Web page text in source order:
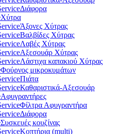
Διάφορα
Χύτρα
Άξονες Χύτρας
Βαλβίδες Χύτρας
Λαβές Χύτρας
Αξεσουάρ Χύτρας
Λάστιχα καπακιού Χύτρας
Φούρνος μικροκυμάτων
Πιάτα
Καθαριστικά-Αξεσουάρ
Αφυγραντήρες
Φίλτρα Αφυγραντήρα
Διάφορα
Συσκευές κουζίνας
Κοπτήρια (multi)